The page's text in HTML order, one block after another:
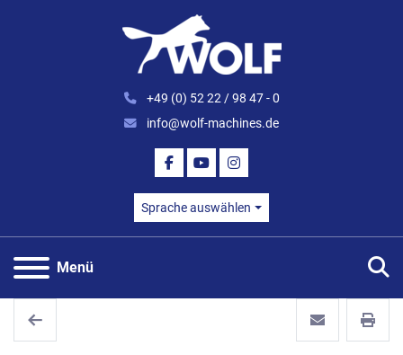
+49 (0) 52 22 / 98 47 - 0
info@wolf-machines.de
FACEBOOK
YOUTUBEINSTAGRAM
Sprache auswählen
Menü